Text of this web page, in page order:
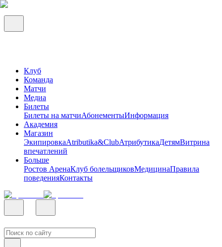
Клуб
Команда
Матчи
Медиа
Билеты
Билеты на матчиАбонементыИнформация
Академия
Магазин
ЭкипировкаAtributika&ClubАтрибутикаДетямВитрина
впечатлений
Больше
Ростов АренаКлуб болельщиковМедицинаПравила
поведенияКонтакты